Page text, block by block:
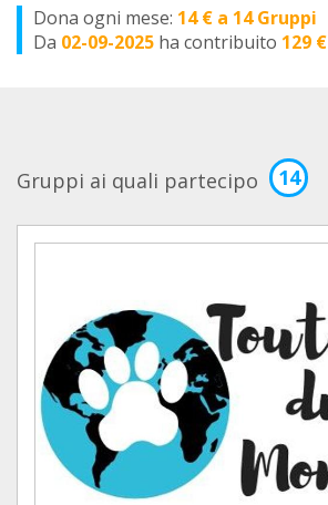
Dona ogni mese: 14 € a 14 Gruppi
Da 02-09-2025 ha contribuito 129 €
Gruppi ai quali partecipo 14